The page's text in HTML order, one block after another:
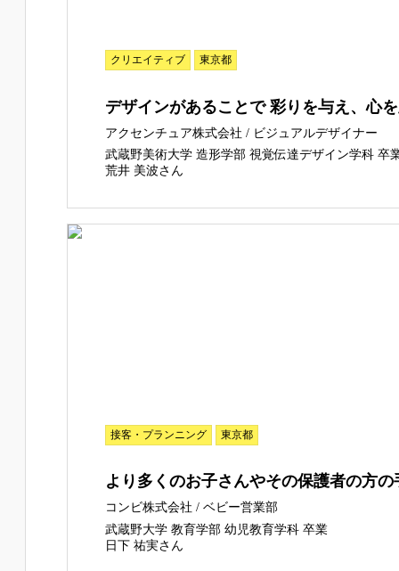
クリエイティブ 東京都
デザインがあることで 彩りを与え、心
アクセンチュア株式会社 / ビジュアルデザイナー
武蔵野美術大学 造形学部 視覚伝達デザイン学科 卒
荒井 美波さん
接客・プランニング 東京都
より多くのお子さんやその保護者の方
コンビ株式会社 / ベビー営業部
武蔵野大学 教育学部 幼児教育学科 卒業
日下 祐実さん